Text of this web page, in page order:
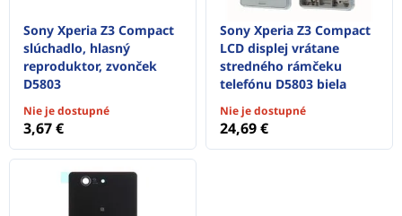
Sony Xperia Z3 Compact
slúchadlo, hlasný
reproduktor, zvonček
D5803
Nie je dostupné
3,67 €
Sony Xperia Z3 Compact
LCD displej vrátane
stredného rámčeku
telefónu D5803 biela
Nie je dostupné
24,69 €